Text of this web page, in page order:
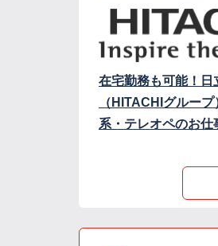
在宅勤務も可能！日
（HITACHIグルー
系・テレオペのお仕